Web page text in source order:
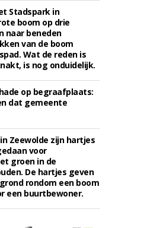
Stadspark in
boom op drie
naar beneden
van de boom
Wat de reden is
is nog onduidelijk.
op begraafplaats:
dat gemeente
Zeewolde zijn hartjes
voor
groen in de
De hartjes geven
rondom een boom
een buurtbewoner.